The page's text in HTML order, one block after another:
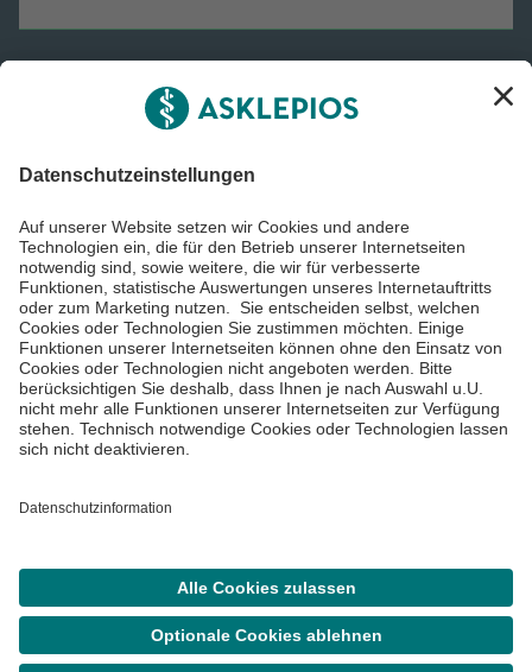
Informiert bleiben
Impressum
Datenschutzinformationen
Barrierefreiheit
©Asklepios Kliniken GmbH & Co. KGaA 2026